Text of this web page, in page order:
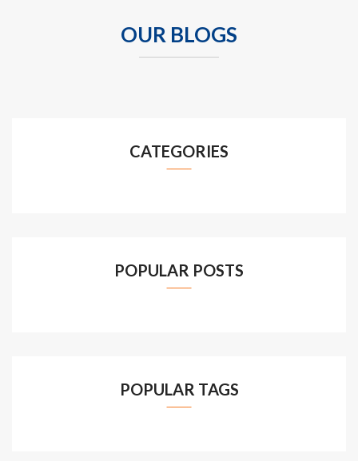
OUR BLOGS
CATEGORIES
POPULAR POSTS
POPULAR TAGS